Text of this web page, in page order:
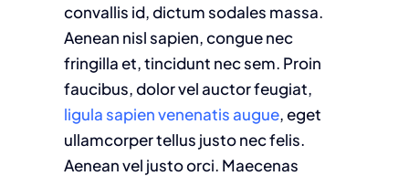
convallis id, dictum sodales massa.
Aenean nisl sapien, congue nec
fringilla et, tincidunt nec sem. Proin
faucibus, dolor vel auctor feugiat,
ligula sapien venenatis augue, eget
ullamcorper tellus justo nec felis.
Aenean vel justo orci. Maecenas